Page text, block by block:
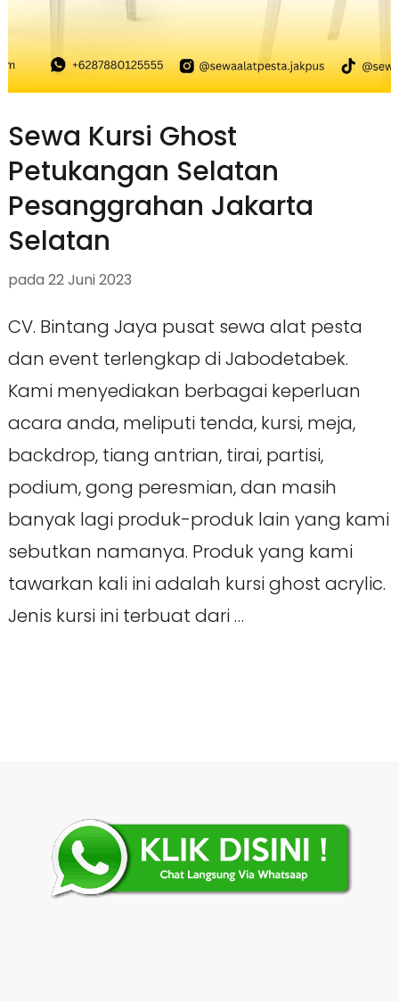
Sewa Kursi Ghost
Petukangan Selatan
Pesanggrahan Jakarta
Selatan
pada 22 Juni 2023
CV. Bintang Jaya pusat sewa alat pesta
dan event terlengkap di Jabodetabek.
Kami menyediakan berbagai keperluan
acara anda, meliputi tenda, kursi, meja,
backdrop, tiang antrian, tirai, partisi,
podium, gong peresmian, dan masih
banyak lagi produk-produk lain yang kami
sebutkan namanya. Produk yang kami
tawarkan kali ini adalah kursi ghost acrylic.
Jenis kursi ini terbuat dari …